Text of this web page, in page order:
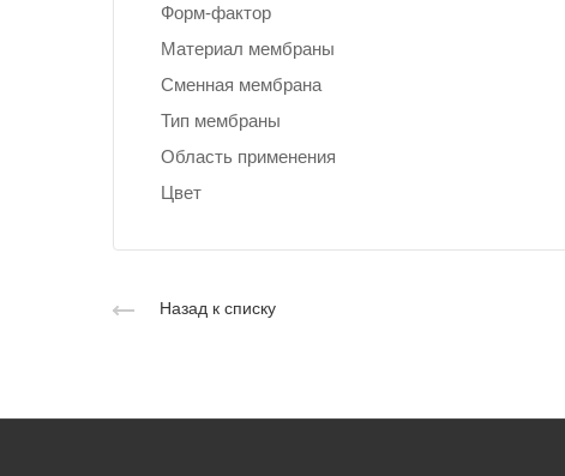
Форм-фактор
Материал мембраны
Сменная мембрана
Тип мембраны
Область применения
Цвет
Назад к списку